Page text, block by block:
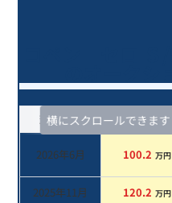
横にスクロールできます
査定時期 セルカ実績
2026年6月 100.2 万円
2025年11月
120.2 万円